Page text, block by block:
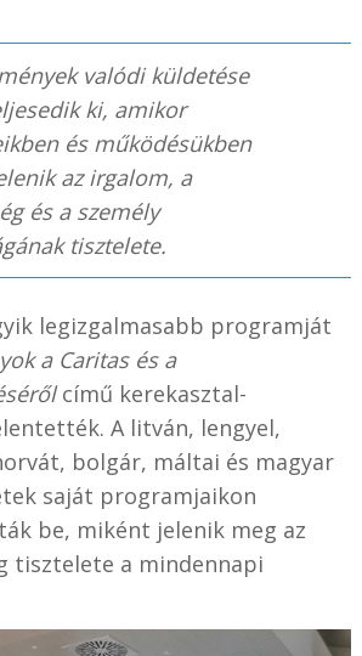
valódi küldetése
ki, amikor
és működésükben
az irgalom, a
és a személy
tisztelete.
legizgalmasabb programját
a Caritas és a
című kerekasztal-
A litván, lengyel,
bolgár, máltai és magyar
saját programjaikon
be, miként jelenik meg az
tisztelete a mindennapi